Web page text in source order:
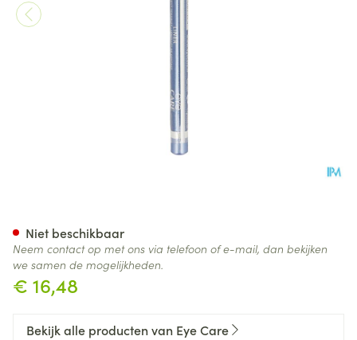
€ 16,48
Niet beschikbaar
Neem contact op met ons via telefoon of e-mail, dan bekijken
we samen de mogelijkheden.
Bekijk alle producten van Eye Care